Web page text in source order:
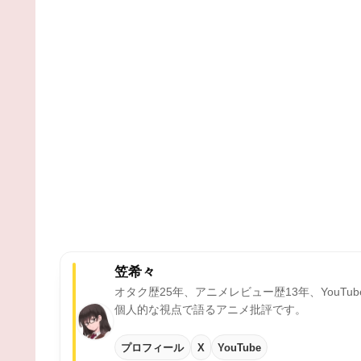
笠希々
オタク歴25年、アニメレビュー歴13年、
個人的な視点で語るアニメ批評です。
プロフィール X YouTube